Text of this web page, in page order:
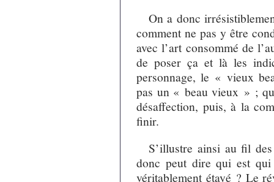
On a donc
comment ne pas y être
avec l’art consommé de
de poser ça et là les
personnage, le « vieux
pas un « beau vieux » ;
désaffection, puis, à la
finir.
S’illustre ainsi au fil
donc peut dire qui est
véritablement étayé ? Le